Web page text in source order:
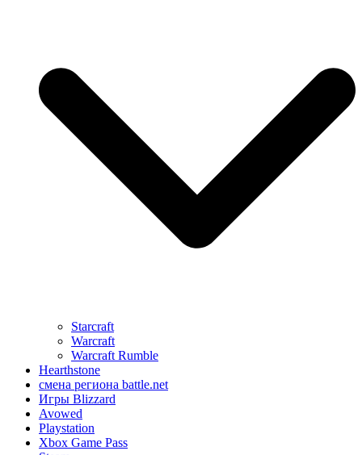
Starcraft
Warcraft
Warcraft Rumble
Hearthstone
смена региона battle.net
Игры Blizzard
Avowed
Playstation
Xbox Game Pass